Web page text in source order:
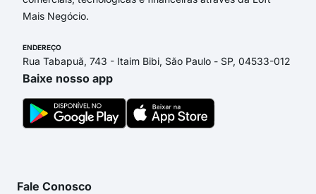
Mais Negócio.
ENDEREÇO
Rua Tabapuã, 743 - Itaim Bibi, São Paulo - SP, 04533-012
Baixe nosso app
Fale Conosco